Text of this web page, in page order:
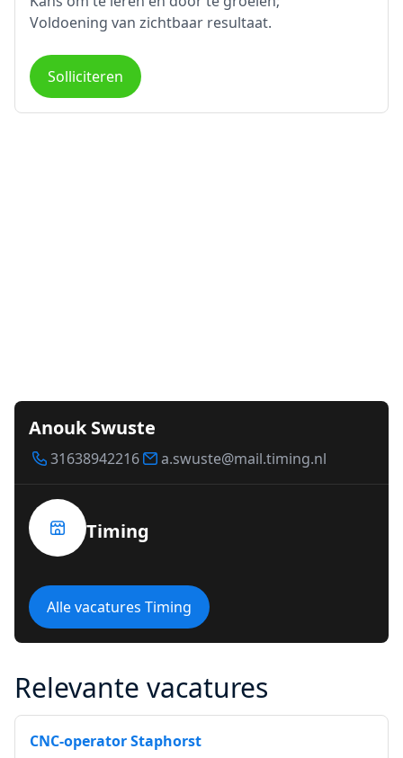
Voldoening van zichtbaar resultaat.
Solliciteren
Anouk Swuste
31638942216 a.swuste@mail.timing.nl
Timing
Alle vacatures Timing
Relevante vacatures
CNC-operator Staphorst